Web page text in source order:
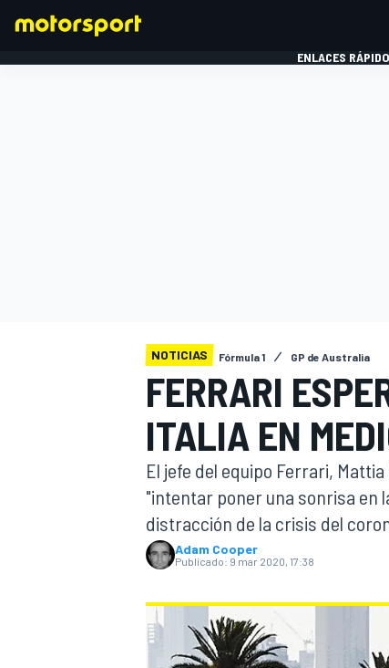
INDYCAR
ENLACES
NOTICIAS Fórmula 1 GP de Australia
FERRARI
ITALIA EN
El jefe del equipo Ferrari,
"intentar poner una sonrisa en
distracción de la crisis del
Adam Cooper
Publicado: 9 mar 2020, 17:38